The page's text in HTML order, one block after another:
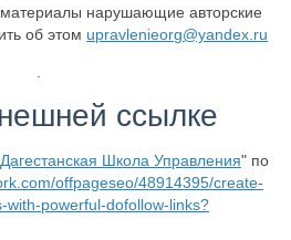
нарушающие авторские
об этом upravlenieorg@yandex.ru
ссылке
Школа Управления" по
offpageseo/48914395/create-
powerful-dofollow-links?